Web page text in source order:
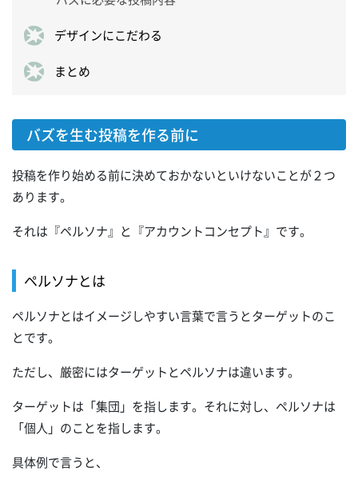
デザインにこだわる
まとめ
バズを生む投稿を作る前に
投稿を作り始める前に決めておかないといけないことが２つ
あります。
それは『ペルソナ』と『アカウントコンセプト』です。
ペルソナとは
ペルソナとはイメージしやすい言葉で言うとターゲットのこ
とです。
ただし、厳密にはターゲットとペルソナは違います。
ターゲットは「集団」を指します。それに対し、ペルソナは
「個人」のことを指します。
具体例で言うと、